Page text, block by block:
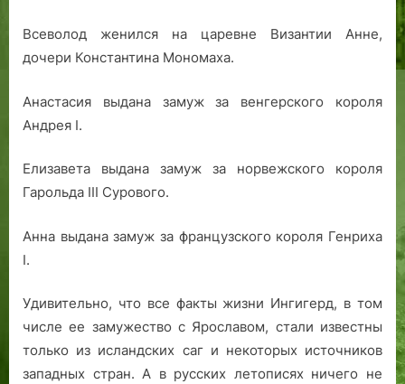
Всеволод женился на царевне Византии Анне,
дочери Константина Мономаха.
Анастасия выдана замуж за венгерского короля
Андрея I.
Елизавета выдана замуж за норвежского короля
Гарольда III Сурового.
Анна выдана замуж за французского короля Генриха
I.
Удивительно, что все факты жизни Ингигерд, в том
числе ее замужество с Ярославом, стали известны
только из исландских саг и некоторых источников
западных стран. А в русских летописях ничего не